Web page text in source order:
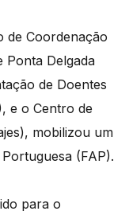
de Coordenação
Ponta Delgada
de Doentes
e o Centro de
mobilizou um
(FAP).
para o